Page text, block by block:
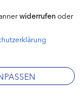
widerrufenoder